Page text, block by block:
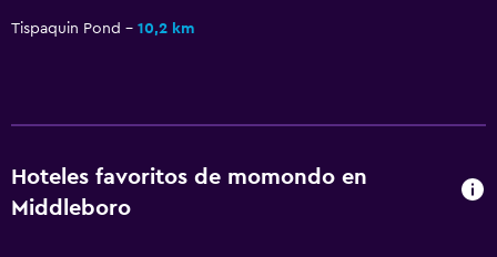
Piscina (cubierta)
Tispaquin Pond 10,2 km
Hoteles favoritos de momondo en
Middleboro